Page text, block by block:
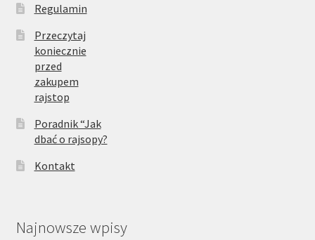
Regulamin
Przeczytaj
koniecznie
przed
zakupem
rajstop
Poradnik “Jak
dbać o rajsopy?
Kontakt
Najnowsze wpisy